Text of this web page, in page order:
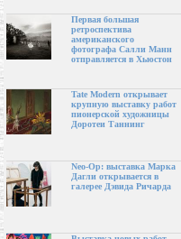
Первая большая
ретроспектива
американского
фотографа Салли Манн
отправляется в Хьюстон
Tate Modern открывает
крупную выставку работ
пионерской художницы
Доротеи Таннинг
Neo-Op: выставка Марка
Дагли открывается в
галерее Дэвида Ричарда